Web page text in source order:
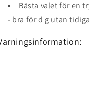
Bästa valet för en
- bra för dig utan